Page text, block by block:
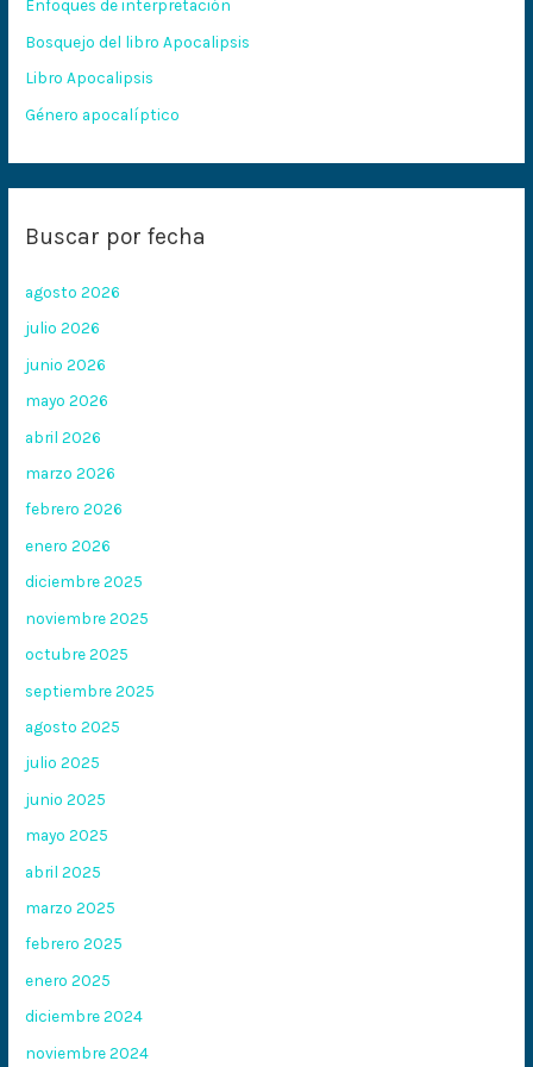
o
r
:
Enfoques de interpretación
Bosquejo del libro Apocalipsis
Libro Apocalipsis
Género apocalíptico
Buscar por fecha
agosto 2026
julio 2026
junio 2026
mayo 2026
abril 2026
marzo 2026
febrero 2026
enero 2026
diciembre 2025
noviembre 2025
octubre 2025
septiembre 2025
agosto 2025
julio 2025
junio 2025
mayo 2025
abril 2025
marzo 2025
febrero 2025
enero 2025
diciembre 2024
noviembre 2024